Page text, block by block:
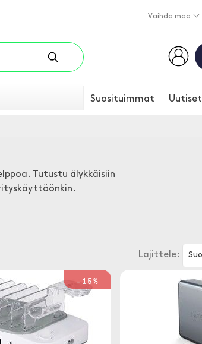
Vaihda maa
Suosituimmat Uutiset
Tutustu älykkäisiin
Lajittele:
-15%